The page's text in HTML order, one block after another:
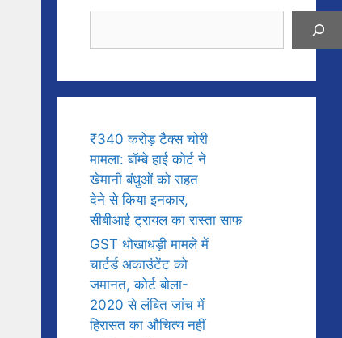
₹340 करोड़ टैक्स चोरी
मामला: बॉम्बे हाई कोर्ट ने
खेमानी बंधुओं को राहत
देने से किया इनकार,
सीबीआई ट्रायल का रास्ता साफ
GST धोखाधड़ी मामले में
चार्टर्ड अकाउंटेंट को
जमानत, कोर्ट बोला-
2020 से लंबित जांच में
हिरासत का औचित्य नहीं